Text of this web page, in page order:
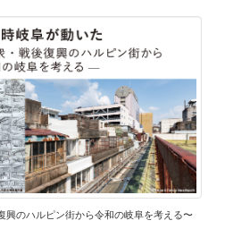
興のハルピン街から令和の岐阜を考える〜